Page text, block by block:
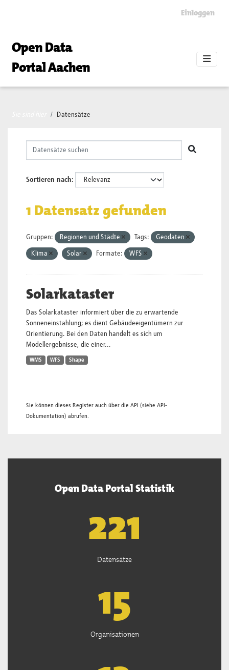
Einloggen
Open Data
Portal Aachen
Datensätze
Sortieren nach
1 Datensatz gefunden
Gruppen: Regionen und Städte Tags: Geodaten
Klima Solar Formate: WFS
Solarkataster
Das Solarkataster informiert über die zu erwartende
Sonneneinstahlung; es dient Gebäudeeigentümern zur
Orientierung. Bei den Daten handelt es sich um
Modellergebnisse, die einer...
WMS WFS Shape
Sie können dieses Register auch über die API (siehe API-
Dokumentation) abrufen.
Open Data Portal Statistik
222
Datensätze
15
Organisationen